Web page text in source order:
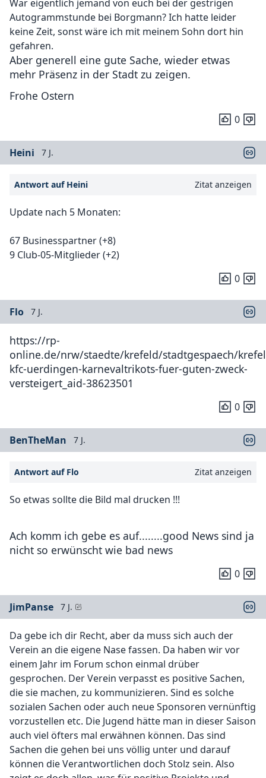
War eigentlich jemand von euch bei der gestrigen
Autogrammstunde bei Borgmann? Ich hatte leider
keine Zeit, sonst wäre ich mit meinem Sohn dort hin
gefahren.
Aber generell eine gute Sache, wieder etwas
mehr Präsenz in der Stadt zu zeigen.
Frohe Ostern
0
Heini 7 J.
Antwort auf Heini Zitat anzeigen
Update nach 5 Monaten:
67 Businesspartner (+8)
9 Club-05-Mitglieder (+2)
0
Flo 7 J.
https://rp-
online.de/nrw/staedte/krefeld/stadtgespaech/
kfc-uerdingen-karnevaltrikots-fuer-guten-zweck-
versteigert_aid-38623501
0
BenTheMan 7 J.
Antwort auf Flo Zitat anzeigen
So etwas sollte die Bild mal drucken !!!
Ach komm ich gebe es auf........good News sind ja
nicht so erwünscht wie bad news
0
JimPanse 7 J.
Da gebe ich dir Recht, aber da muss sich auch der
Verein an die eigene Nase fassen. Da haben wir vor
einem Jahr im Forum schon einmal drüber
gesprochen. Der Verein verpasst es positive Sachen,
die sie machen, zu kommunizieren. Sind es solche
sozialen Sachen oder auch neue Sponsoren vernünftig
vorzustellen etc. Die Jugend hätte man in dieser Saison
auch viel öfters mal erwähnen können. Das sind
Sachen die gehen bei uns völlig unter und darauf
können die Verantwortlichen doch Stolz sein. Also